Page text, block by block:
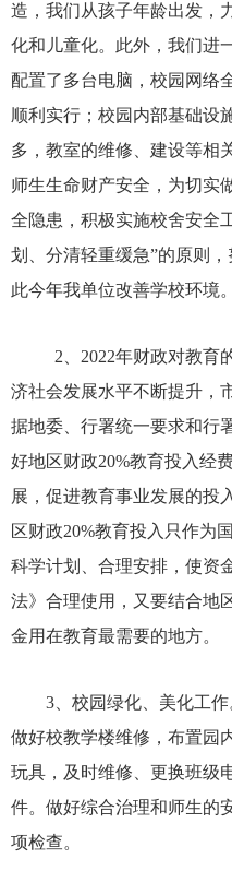
造，我们从孩子年龄出发，
化和儿童化。此外，我们进
配置了多台电脑，校园网络
顺利实行；校园内部基础设
多，教室的维修、建设等相
师生生命财产安全，为切实
全隐患，积极实施校舍安全
划、分清轻重缓急”的原则
此今年我单位改善学校环境。
2、 2022年财政对教育
济社会发展水平不断提升，
据地委、行署统一要求和行
好地区财政20%教育投入经
展，促进教育事业发展的投
区财政20%教育投入只作为
科学计划、合理安排，使资
法》合理使用，又要结合地
金用在教育最需要的地方。
3、校园绿化、美化工
做好校教学楼维修，布置园
玩具，及时维修、更换班级
件。做好综合治理和师生的
项检查。